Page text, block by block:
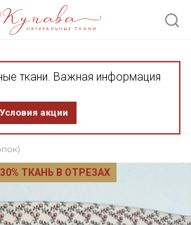
ткани. Важная информация
Условия акции
ТКАНЬ В ОТРЕЗАХ